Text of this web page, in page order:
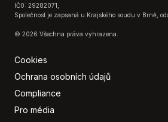
Pohon 4x4
Regulace rychlosti při jízdě
Senzor stěračů
Senzor tlaku v pneumatikách
Sledování únavy řidiče
Tempomat
Tónovaná skla
IČ0: 29282071,
Společnost je zapsaná u Krajského soudu v Brně,
© 2026 Všechna práva vyhrazena.
Cookies
Ochrana osobních údajů
Compliance
Pro média